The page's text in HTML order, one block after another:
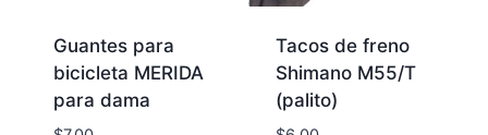
Guantes para
bicicleta MERIDA
para dama
Tacos de freno
Shimano M55/T
(palito)